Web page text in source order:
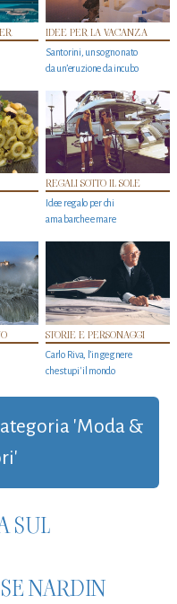
IDEE PER LA VACANZA
Santorini, un sogno nato
da un’eruzione da incubo
REGALI SOTTO IL SOLE
Idee regalo per chi
ama barche e mare
STORIE E PERSONAGGI
Carlo Riva, l’ingegnere
che stupi' il mondo
'Moda &
SUL
NARDIN